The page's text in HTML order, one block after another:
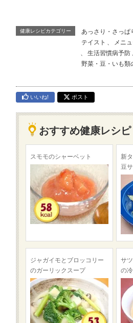
健康レシピカテゴリー あっさり・さっぱ
テイスト 、 メニ
、
生活習慣病予防
野菜・豆・いも類
いいね! ポスト
おすすめ健康レシピ
スモモのシャーベット
新
豆
ジャガイモとブロッコリー
のガーリックスープ
サ
の